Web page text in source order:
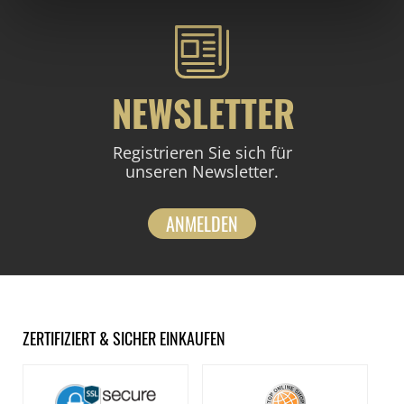
NEWSLETTER
Registrieren Sie sich für
unseren Newsletter.
ANMELDEN
ZERTIFIZIERT & SICHER EINKAUFEN